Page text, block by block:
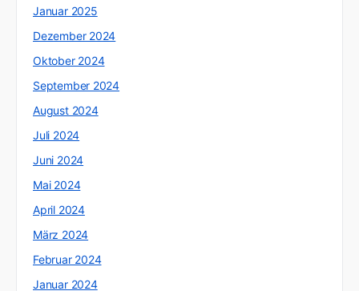
Januar 2025
Dezember 2024
Oktober 2024
September 2024
August 2024
Juli 2024
Juni 2024
Mai 2024
April 2024
März 2024
Februar 2024
Januar 2024